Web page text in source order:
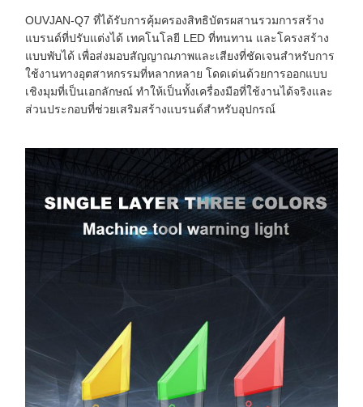
OUVJAN-Q7 ที่ได้รับการคุ้มครองสิทธิบัตรผสานรวมการสร้าง
แบรนด์ที่ปรับแต่งได้ เทคโนโลยี LED ที่ทนทาน และโครงสร้าง
แบบพับได้ เพื่อส่งมอบสัญญาณภาพและเสียงที่ชัดเจนสำหรับการ
ใช้งานทางอุตสาหกรรมที่หลากหลาย โดดเด่นด้วยการออกแบบ
เชิงมุมที่เป็นเอกลักษณ์ ทำให้เป็นทั้งเครื่องมือที่ใช้งานได้จริงและ
ส่วนประกอบที่ช่วยเสริมสร้างแบรนด์สำหรับอุปกรณ์